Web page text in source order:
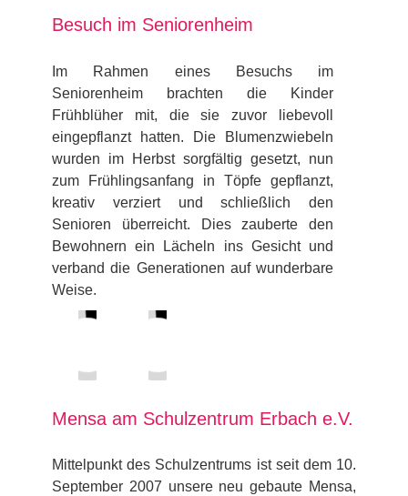
Besuch im Seniorenheim
Im Rahmen eines Besuchs im
Seniorenheim brachten die Kinder
Frühblüher mit, die sie zuvor liebevoll
eingepflanzt hatten. Die Blumenzwiebeln
wurden im Herbst sorgfältig gesetzt, nun
zum Frühlingsanfang in Töpfe gepflanzt,
kreativ verziert und schließlich den
Senioren überreicht. Dies zauberte den
Bewohnern ein Lächeln ins Gesicht und
verband die Generationen auf wunderbare
Weise.
Mensa am Schulzentrum Erbach e.V.
Mittelpunkt des Schulzentrums ist seit dem 10.
September 2007 unsere neu gebaute Mensa,